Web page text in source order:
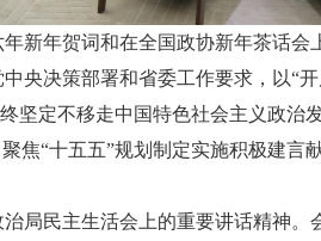
新年贺词和在全国政协新年茶话
央决策部署和省委工作要求，以“
坚定不移走中国特色社会主义政
焦“十五五”规划制定实施积极建
局民主生活会上的重要讲话精神